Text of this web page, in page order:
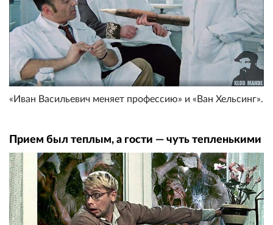
«Иван Васильевич меняет профессию» и «Ван Хельсинг».
Прием был теплым, а гости — чуть тепленькими